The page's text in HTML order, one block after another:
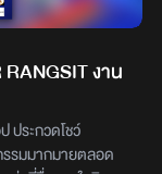
งาน
ประกวดโชว์
รรมมากมายตลอด